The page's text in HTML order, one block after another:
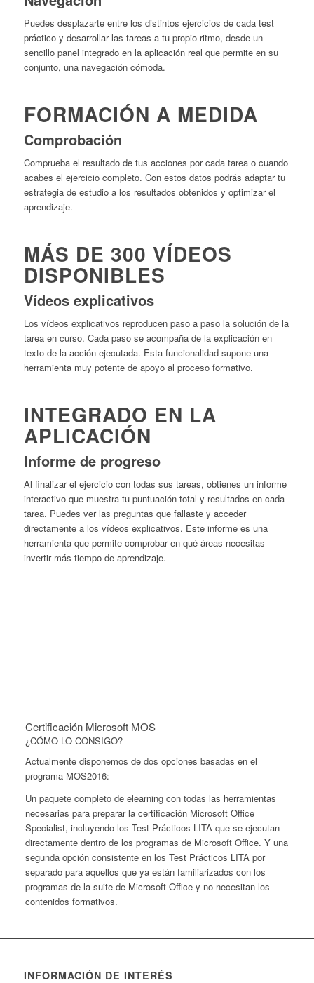
Puedes desplazarte entre los distintos ejercicios de cada test
práctico y desarrollar las tareas a tu propio ritmo, desde un
sencillo panel integrado en la aplicación real que permite en su
conjunto, una navegación cómoda.
FORMACIÓN A MEDIDA
Comprobación
Comprueba el resultado de tus acciones por cada tarea o cuando
acabes el ejercicio completo. Con estos datos podrás adaptar tu
estrategia de estudio a los resultados obtenidos y optimizar el
aprendizaje.
MÁS DE 300 VÍDEOS
DISPONIBLES
Vídeos explicativos
Los vídeos explicativos reproducen paso a paso la solución de la
tarea en curso. Cada paso se acompaña de la explicación en
texto de la acción ejecutada. Esta funcionalidad supone una
herramienta muy potente de apoyo al proceso formativo.
INTEGRADO EN LA
APLICACIÓN
Informe de progreso
Al finalizar el ejercicio con todas sus tareas, obtienes un informe
interactivo que muestra tu puntuación total y resultados en cada
tarea. Puedes ver las preguntas que fallaste y acceder
directamente a los vídeos explicativos. Este informe es una
herramienta que permite comprobar en qué áreas necesitas
invertir más tiempo de aprendizaje.
Certificación Microsoft MOS
¿CÓMO LO CONSIGO?
Actualmente disponemos de dos opciones basadas en el
programa MOS2016:
Un paquete completo de elearning con todas las herramientas
necesarias para preparar la certificación Microsoft Office
Specialist, incluyendo los Test Prácticos LITA que se ejecutan
directamente dentro de los programas de Microsoft Office. Y una
segunda opción consistente en los Test Prácticos LITA por
separado para aquellos que ya están familiarizados con los
programas de la suite de Microsoft Office y no necesitan los
contenidos formativos.
INFORMACIÓN DE INTERÉS